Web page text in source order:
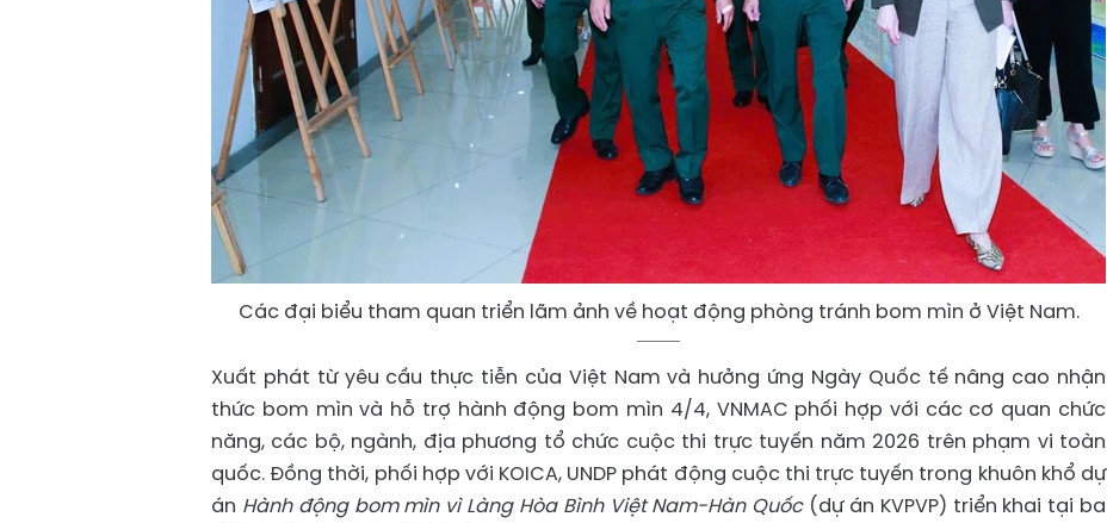
Các đại biểu tham quan triển lãm ảnh về hoạt động phòng tránh bom mìn ở Việt Nam.
Xuất phát từ yêu cầu thực tiễn của Việt Nam và hưởng ứng Ngày Quốc tế nâng cao nhận
thức bom mìn và hỗ trợ hành động bom mìn 4/4, VNMAC phối hợp với các cơ quan chức
năng, các bộ, ngành, địa phương tổ chức cuộc thi trực tuyến năm 2026 trên phạm vi toàn
quốc. Đồng thời, phối hợp với KOICA, UNDP phát động cuộc thi trực tuyến trong khuôn khổ dự
án Hành động bom mìn vì Làng Hòa Bình Việt Nam-Hàn Quốc(dự án KVPVP) triển khai tại ba